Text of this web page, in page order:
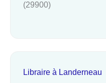
(29900)
Libraire à Landerneau